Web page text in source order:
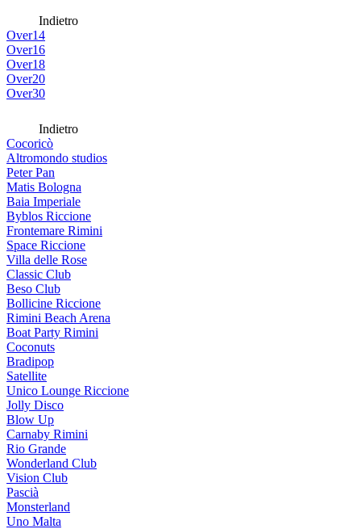
Indietro
Over14
Over16
Over18
Over20
Over30
Indietro
Cocoricò
Altromondo studios
Peter Pan
Matis Bologna
Baia Imperiale
Byblos Riccione
Frontemare Rimini
Space Riccione
Villa delle Rose
Classic Club
Beso Club
Bollicine Riccione
Rimini Beach Arena
Boat Party Rimini
Coconuts
Bradipop
Satellite
Unico Lounge Riccione
Jolly Disco
Blow Up
Carnaby Rimini
Rio Grande
Wonderland Club
Vision Club
Pascià
Monsterland
Uno Malta